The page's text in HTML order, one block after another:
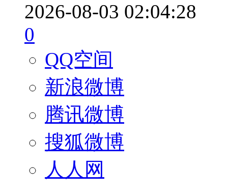
2026-08-03 02:04:28
0
QQ空间
新浪微博
腾讯微博
搜狐微博
人人网